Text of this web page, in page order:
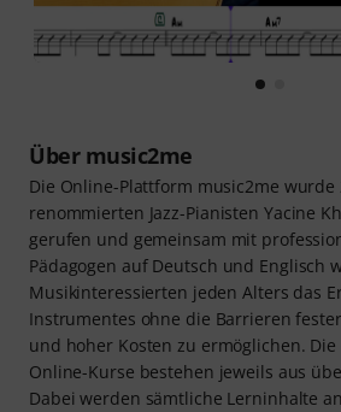
Über music2me
Die Online-Plattform music2me wurde
renommierten Jazz-Pianisten Yacine
gerufen und gemeinsam mit
Pädagogen auf Deutsch und Englisch
Musikinteressierten jeden Alters das
Instrumentes ohne die Barrieren
und hoher Kosten zu ermöglichen.
Online-Kurse bestehen jeweils aus
Dabei werden sämtliche Lerninhalte